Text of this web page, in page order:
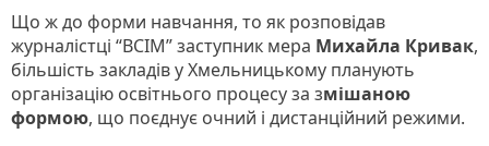
Що ж до форми навчання, то як розповідав
журналістці “ВСІМ” заступник мера Михайла Кривак,
більшість закладів у Хмельницькому планують
організацію освітнього процесу за змішаною
формою, що поєднує очний і дистанційний режими.